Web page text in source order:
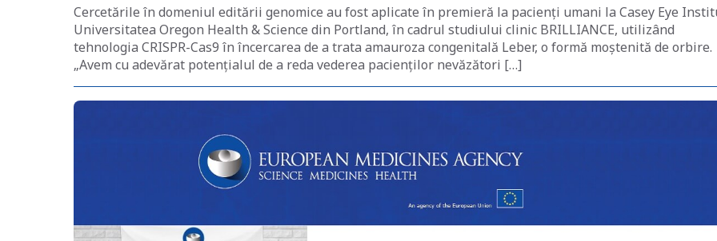
Cercetările în domeniul editării genomice au fost aplicate în premieră la pacienți umani la Casey Eye
Universitatea Oregon Health & Science din Portland, în cadrul studiului clinic BRILLIANCE, utilizând
tehnologia CRISPR-Cas9 în încercarea de a trata amauroza congenitală Leber, o formă moștenită de orbire.
„Avem cu adevărat potențialul de a reda vederea pacienților nevăzători […]